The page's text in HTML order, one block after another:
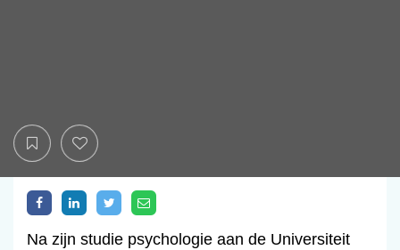
Na zijn studie psychologie aan de Universiteit